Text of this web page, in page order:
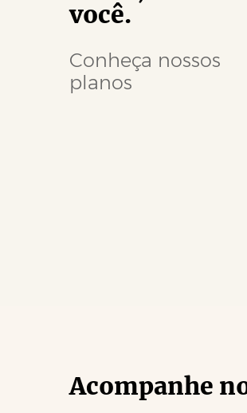
você.
Conheça nossos
planos
Acompanhe